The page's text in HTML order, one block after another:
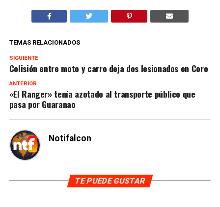
TEMAS RELACIONADOS
SIGUIENTE
Colisión entre moto y carro deja dos lesionados en Coro
ANTERIOR
«El Ranger» tenía azotado al transporte público que
pasa por Guaranao
Notifalcon
TE PUEDE GUSTAR